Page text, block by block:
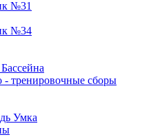
№31
№34
тренировочные сборы
Умка